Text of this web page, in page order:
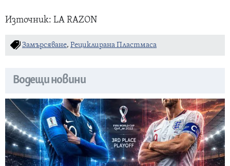
Източник: LA RAZON
Замърсяване, Рециклирана Пластмаса
Водещи новини